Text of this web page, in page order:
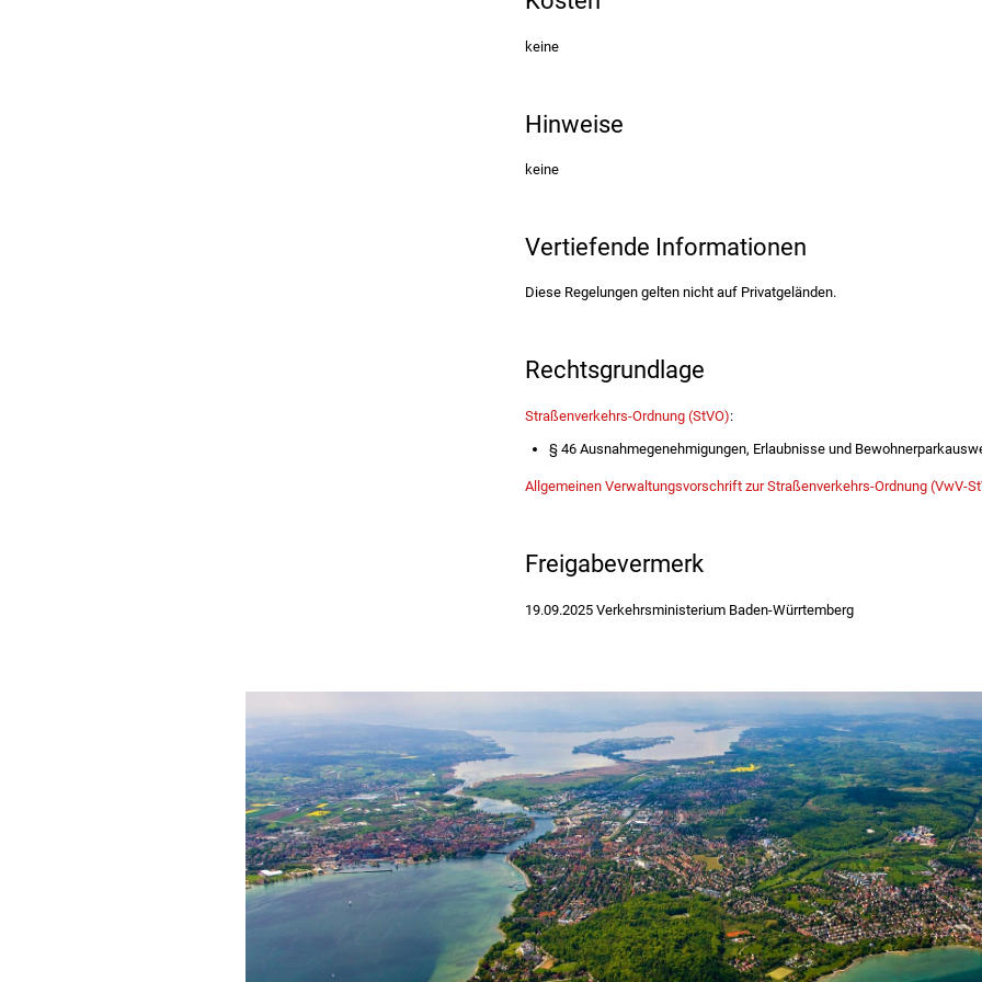
keine
Hinweise
keine
Vertiefende Informationen
Diese Regelungen gelten nicht auf Privatgeländen.
Rechtsgrundlage
Straßenverkehrs-Ordnung (StVO):
§ 46 Ausnahmegenehmigungen, Erlaubnisse und
Allgemeinen Verwaltungsvorschrift zur Straßenverkehrs-Ordnung (VwV-
Freigabevermerk
19.09.2025 Verkehrsministerium Baden-Würrtemberg